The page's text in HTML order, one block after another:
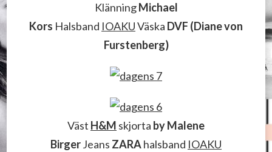
KlänningMichael
Kors Halsband IOAKUVäska DVF (Diane von
Furstenberg)
Väst H&M skjorta by Malene
BirgerJeans ZARAhalsband IOAKU